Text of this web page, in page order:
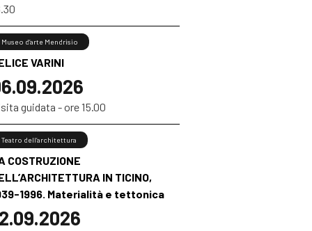
VARINI
Museo d’arte Mendrisio
guidata - ore 15.00
COSTRUZIONE
IN TICINO,
1996. Materialità e tettonica
Teatro dell’architettura